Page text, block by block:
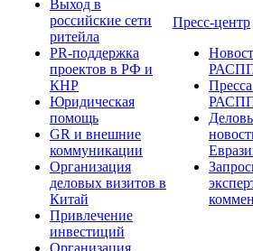
Выход в
российские сети
ритейла
PR-поддержка
проектов в РФ и
КНР
Юридическая
помощь
GR и внешние
коммуникации
Организация
деловых визитов в
Китай
Привлечение
инвестиций
Организация
Пресс-центр